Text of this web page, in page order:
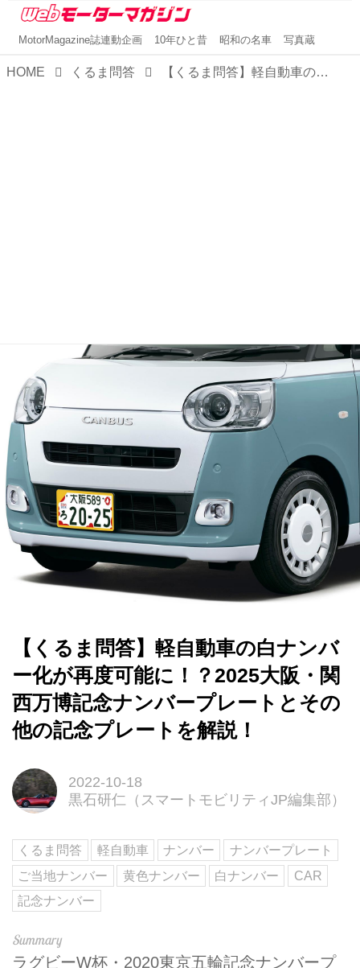
MotorMagazine誌連動企画 10年ひと昔 昭和の名車 写真蔵
HOME くるま問答 【くるま問答】軽自動車の白ナンバー化が再度可能に！？2025大阪・関西万博記念ナンバープレートとその他の記念プレートを解説！
【くるま問答】軽自動車の白ナンバ
ー化が再度可能に！？2025大阪・関
西万博記念ナンバープレートとその
他の記念プレートを解説！
2022-10-18
黒石研仁（スマートモビリティJP編集部）
くるま問答 軽自動車 ナンバー
ナンバープレート
ご当地ナンバー
黄色ナンバー 白ナンバー
CAR
記念ナンバー
ラグビーW杯・2020東京五輪記念ナンバープ